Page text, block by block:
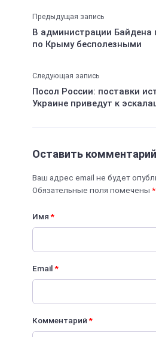
Предыдущая запись
В администрации Байдена
по Крыму бесполезными
Следующая запись
Посол России: поставки
Украине приведут к
Оставить комментарий
Ваш адрес email не будет
Обязательные поля помечены *
Имя*
Email*
Комментарий*